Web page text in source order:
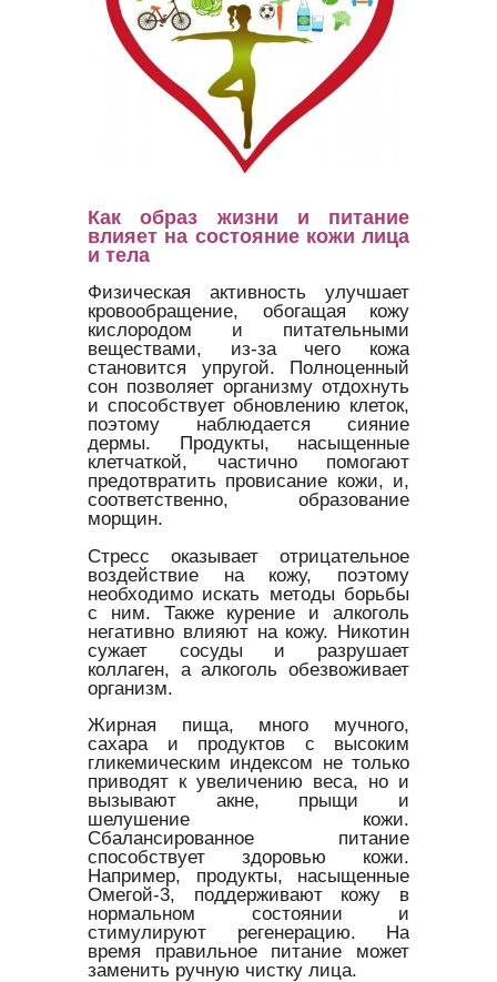
Как образ жизни и питание
влияет на состояние кожи лица
и тела
Физическая активность улучшает
кровообращение, обогащая кожу
кислородом и питательными
веществами, из-за чего кожа
становится упругой. Полноценный
сон позволяет организму отдохнуть
и способствует обновлению клеток,
поэтому наблюдается сияние
дермы. Продукты, насыщенные
клетчаткой, частично помогают
предотвратить провисание кожи, и,
соответственно, образование
морщин.
Стресс оказывает отрицательное
воздействие на кожу, поэтому
необходимо искать методы борьбы
с ним. Также курение и алкоголь
негативно влияют на кожу. Никотин
сужает сосуды и разрушает
коллаген, а алкоголь обезвоживает
организм.
Жирная пища, много мучного,
сахара и продуктов с высоким
гликемическим индексом не только
приводят к увеличению веса, но и
вызывают акне, прыщи и
шелушение кожи.
Сбалансированное питание
способствует здоровью кожи.
Например, продукты, насыщенные
Омегой-3, поддерживают кожу в
нормальном состоянии и
стимулируют регенерацию. На
время правильное питание может
заменить ручную чистку лица.